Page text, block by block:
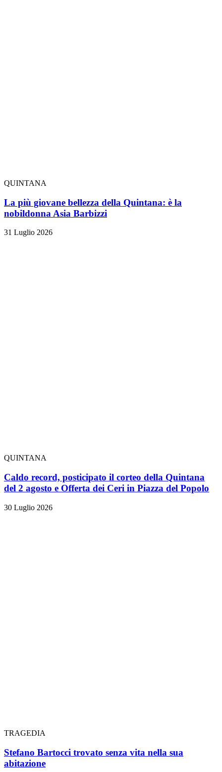
QUINTANA
La più giovane bellezza della Quintana: è la
nobildonna Asia Barbizzi
31 Luglio 2026
QUINTANA
Caldo record, posticipato il corteo della Quintana
del 2 agosto e Offerta dei Ceri in Piazza del Popolo
30 Luglio 2026
TRAGEDIA
Stefano Bartocci trovato senza vita nella sua
abitazione